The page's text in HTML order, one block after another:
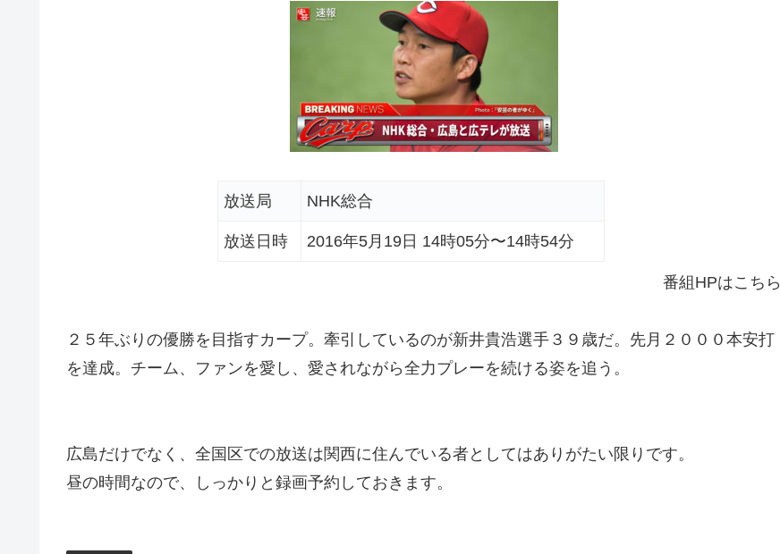
放送局 NHK総合
放送日時 2016年5月19日 14時05分〜14時54分
番組HPはこちら
２５年ぶりの優勝を目指すカープ。牽引しているのが新井貴浩選手３９歳だ。先月２０００本安打
を達成。チーム、ファンを愛し、愛されながら全力プレーを続ける姿を追う。
広島だけでなく、全国区での放送は関西に住んでいる者としてはありがたい限りです。
昼の時間なので、しっかりと録画予約しておきます。